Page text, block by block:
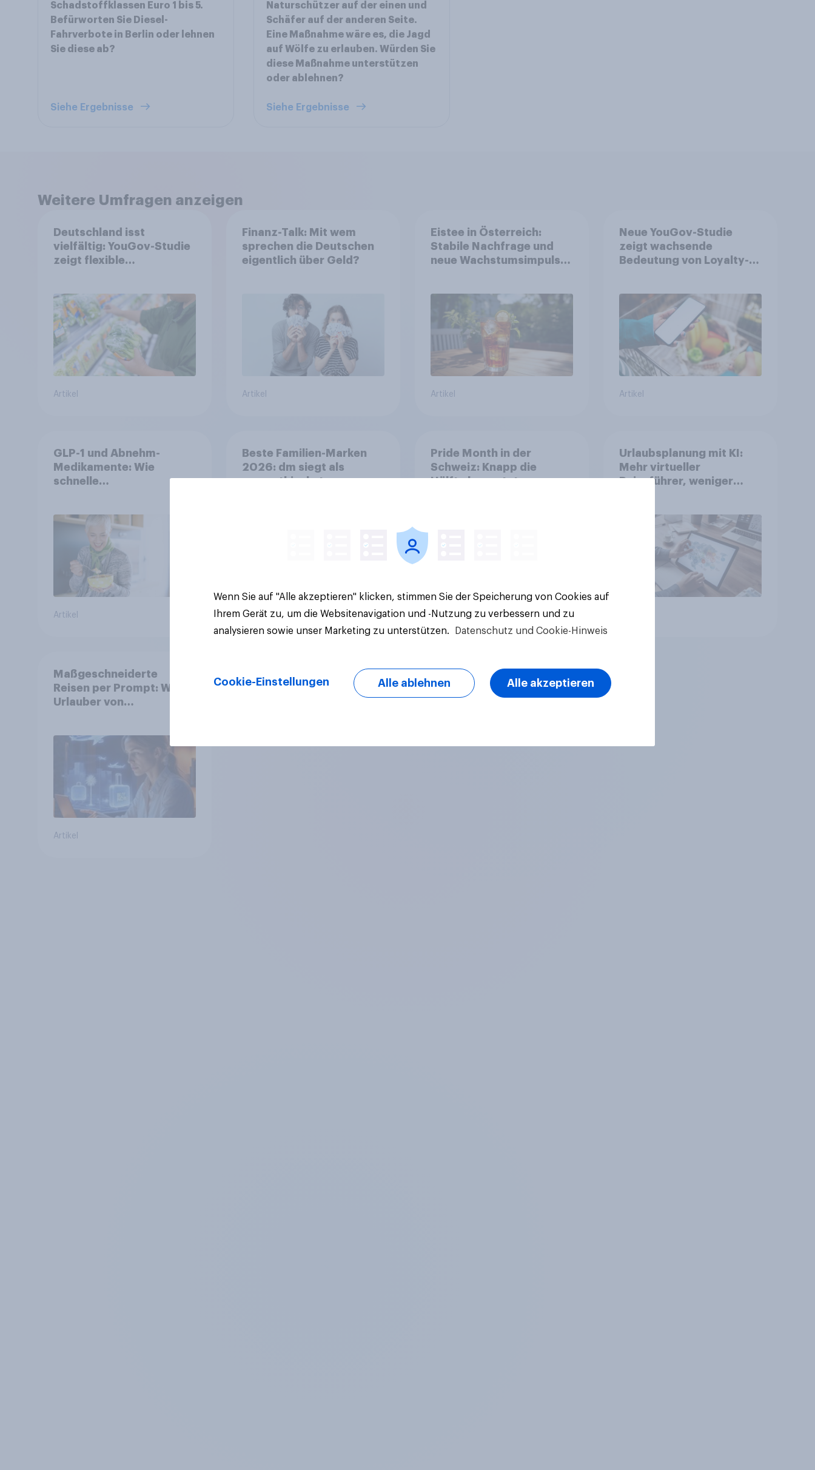
Schadstoffklassen Euro 1 bis 5.
Befürworten Sie Diesel-
Fahrverbote in Berlin oder lehnen
Sie diese ab?
Siehe Ergebnisse
Naturschützer auf der einen und
Schäfer auf der anderen Seite.
Eine Maßnahme wäre es, die Jagd
auf Wölfe zu erlauben. Würden Sie
diese Maßnahme unterstützen
oder ablehnen?
Siehe Ergebnisse
Weitere Umfragen anzeigen
Deutschland isst
vielfältig: YouGov-Studie
zeigt flexible
Artikel
Finanz-Talk: Mit wem
sprechen die Deutschen
eigentlich über Geld?
Artikel
Eistee in Österreich:
Stabile Nachfrage und
neue Wachstumsimpulse
Artikel
Neue YouGov-Studie
zeigt wachsende
Bedeutung von Loyalty-
Artikel
GLP-1 und Abnehm-
Medikamente: Wie
schnelle
umgestalten
Artikel
Beste Familien-Marken
2026: dm siegt als
sympathischstes
Artikel
Pride Month in der
Schweiz: Knapp die
Hälfte bewertet
Artikel
Urlaubsplanung mit KI:
Mehr virtueller
Reiseführer, weniger
Maßgeschneiderte
Reisen per Prompt: Was
Urlauber von
Tools bei der
Reiseplanung bereits
genutzt werden
Artikel
Wenn Sie auf "Alle akzeptieren" klicken, stimmen Sie der Speicherung von Cookies auf
Ihrem Gerät zu, um die Websitenavigation und -Nutzung zu verbessern und zu
analysieren sowie unser Marketing zu unterstützen.
Datenschutz und Cookie-Hinweis
Cookie-Einstellungen Alle ablehnen Alle akzeptieren